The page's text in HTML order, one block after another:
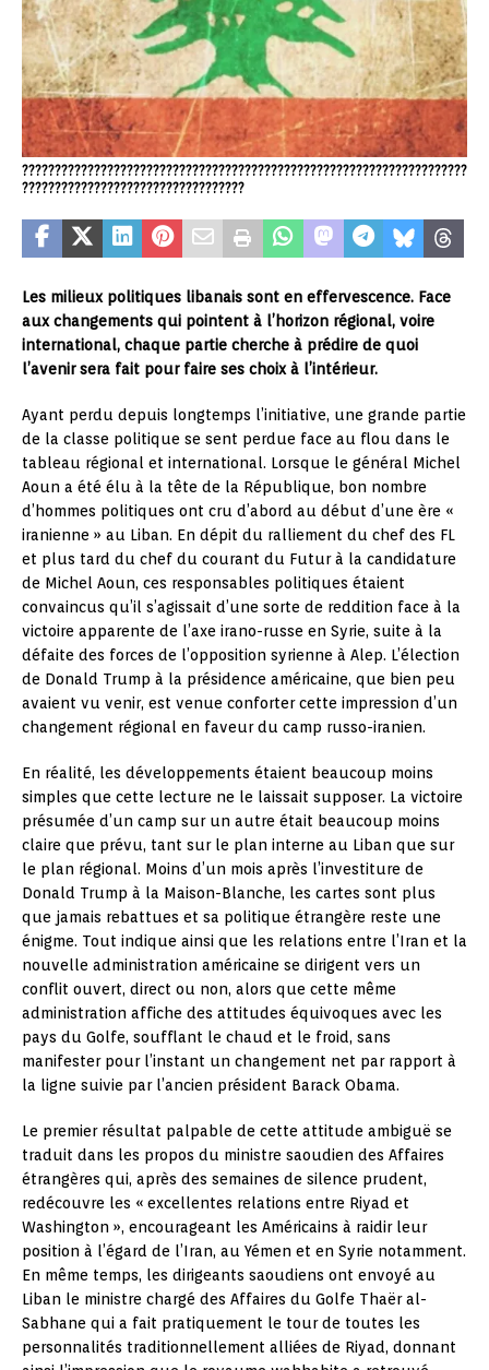
????????????????????????????????????????????????????????????????????
??????????????????????????????????
Les milieux politiques libanais sont en effervescence. Face
aux changements qui pointent à l’horizon régional, voire
international, chaque partie cherche à prédire de quoi
l’avenir sera fait pour faire ses choix à l’intérieur.
Ayant perdu depuis longtemps l’initiative, une grande partie
de la classe politique se sent perdue face au flou dans le
tableau régional et international. Lorsque le général Michel
Aoun a été élu à la tête de la République, bon nombre
d’hommes politiques ont cru d’abord au début d’une ère «
iranienne » au Liban. En dépit du ralliement du chef des FL
et plus tard du chef du courant du Futur à la candidature
de Michel Aoun, ces responsables politiques étaient
convaincus qu’il s’agissait d’une sorte de reddition face à la
victoire apparente de l’axe irano-russe en Syrie, suite à la
défaite des forces de l’opposition syrienne à Alep. L’élection
de Donald Trump à la présidence américaine, que bien peu
avaient vu venir, est venue conforter cette impression d’un
changement régional en faveur du camp russo-iranien.
En réalité, les développements étaient beaucoup moins
simples que cette lecture ne le laissait supposer. La victoire
présumée d’un camp sur un autre était beaucoup moins
claire que prévu, tant sur le plan interne au Liban que sur
le plan régional. Moins d’un mois après l’investiture de
Donald Trump à la Maison-Blanche, les cartes sont plus
que jamais rebattues et sa politique étrangère reste une
énigme. Tout indique ainsi que les relations entre l’Iran et la
nouvelle administration américaine se dirigent vers un
conflit ouvert, direct ou non, alors que cette même
administration affiche des attitudes équivoques avec les
pays du Golfe, soufflant le chaud et le froid, sans
manifester pour l’instant un changement net par rapport à
la ligne suivie par l’ancien président Barack Obama.
Le premier résultat palpable de cette attitude ambiguë se
traduit dans les propos du ministre saoudien des Affaires
étrangères qui, après des semaines de silence prudent,
redécouvre les « excellentes relations entre Riyad et
Washington », encourageant les Américains à raidir leur
position à l’égard de l’Iran, au Yémen et en Syrie notamment.
En même temps, les dirigeants saoudiens ont envoyé au
Liban le ministre chargé des Affaires du Golfe Thaër al-
Sabhane qui a fait pratiquement le tour de toutes les
personnalités traditionnellement alliées de Riyad, donnant